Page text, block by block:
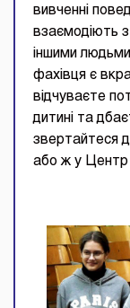
вивченні
взаємодіють
іншими
фахівця є
відчуваєте
дитині та
звертайтеся
або ж у Центр